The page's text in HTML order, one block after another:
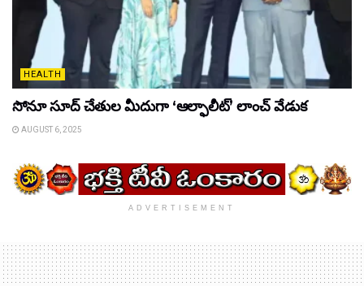
HEALTH
సోనూ సూద్ చేతుల మీదుగా ‘ఆల్ఫాలీట్’ లాంచ్ వేడుక
AUGUST 6, 2025
ADVERTISEMENT